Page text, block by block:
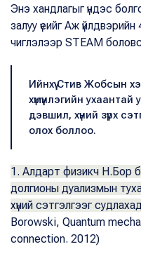
Энэ хандлагыг үндэс
залуу үеийг Аж
чиглэлээр STEAM
Ийнхүү Стив Жобсын
хүмүүнлэгийн
дэвшил, хүний зүрх
олох боллоо.
1. Алдарт физикч Н.Бор
долгионы дуализмын
хүний сэтгэлгээг
Borowski, Quantum
connection. 2012)